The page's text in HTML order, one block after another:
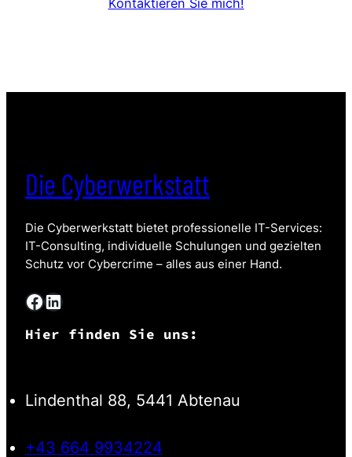
Kontaktieren Sie mich!
Die Cyberwerkstatt
Die Cyberwerkstatt bietet professionelle IT-Services:
IT-Consulting, individuelle Schulungen und gezielten
Schutz vor Cybercrime – alles aus einer Hand.
Facebook LinkedIn
Hier finden Sie uns:
Lindenthal 88, 5441 Abtenau
+43 664 9934224